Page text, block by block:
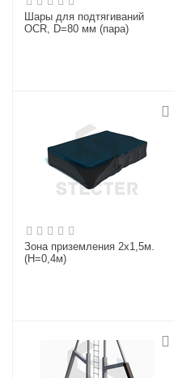
Шары для подтягиваний
OCR, D=80 мм (пара)
Зона приземления 2х1,5м.
(H=0,4м)